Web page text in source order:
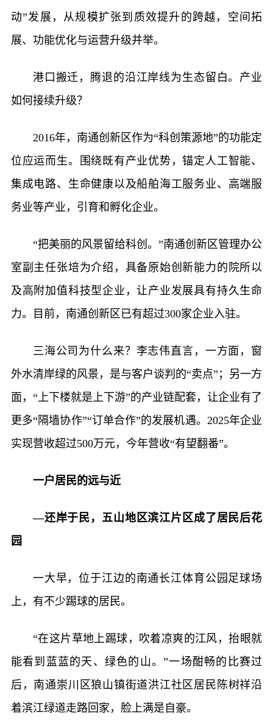
动”发展，从规模扩张到质效提升的跨越，空间拓
展、功能优化与运营升级并举。
港口搬迁，腾退的沿江岸线为生态留白。产业
如何接续升级？
2016年，南通创新区作为“科创策源地”的功能定
位应运而生。围绕既有产业优势，锚定人工智能、
集成电路、生命健康以及船舶海工服务业、高端服
务业等产业，引育和孵化企业。
“把美丽的风景留给科创。”南通创新区管理办公
室副主任张培为介绍，具备原始创新能力的院所以
及高附加值科技型企业，让产业发展具有持久生命
力。目前，南通创新区已有超过300家企业入驻。
三海公司为什么来？李志伟直言，一方面，窗
外水清岸绿的风景，是与客户谈判的“卖点”；另一方
面，“上下楼就是上下游”的产业链配套，让企业有了
更多“隔墙协作”“订单合作”的发展机遇。2025年企业
实现营收超过500万元，今年营收“有望翻番”。
一户居民的远与近
—还岸于民，五山地区滨江片区成了居民后花
园
一大早，位于江边的南通长江体育公园足球场
上，有不少踢球的居民。
“在这片草地上踢球，吹着凉爽的江风，抬眼就
能看到蓝蓝的天、绿色的山。”一场酣畅的比赛过
后，南通崇川区狼山镇街道洪江社区居民陈树祥沿
着滨江绿道走路回家，脸上满是自豪。